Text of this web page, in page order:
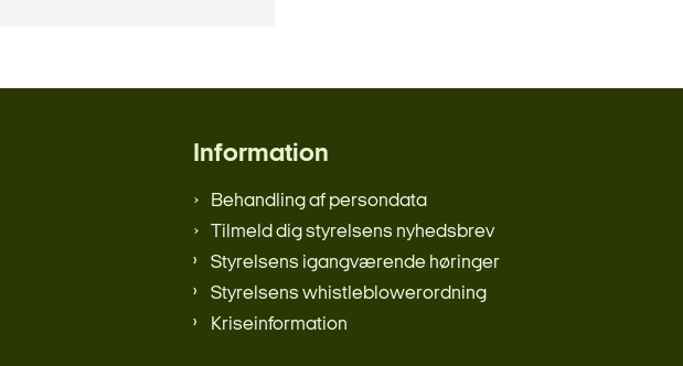
Information
Behandling af persondata
Tilmeld dig styrelsens nyhedsbrev
Styrelsens igangværende høringer
Styrelsens whistleblowerordning
Kriseinformation